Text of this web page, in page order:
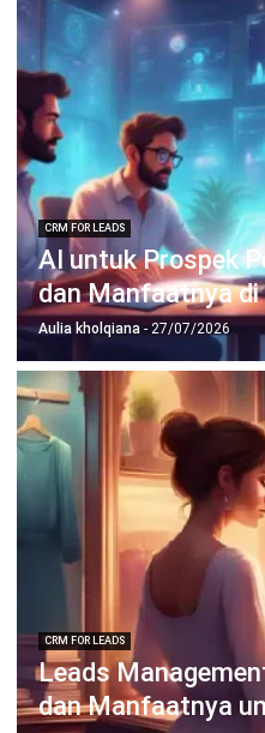
Wawasan Bisnis
Pelajari Lebih Lanjut
Bisnis